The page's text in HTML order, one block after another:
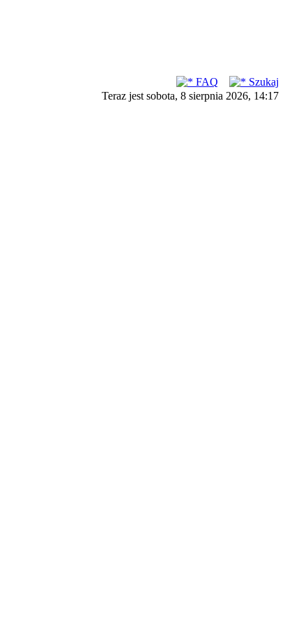
FAQ
Szukaj
Teraz jest sobota, 8 sierpnia 2026, 14:17